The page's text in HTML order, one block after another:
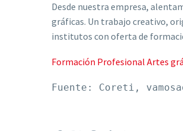
Desde nuestra empresa,
gráficas. Un trabajo creativo,
institutos con oferta de
Formación Profesional Artes
Fuente: Coreti,